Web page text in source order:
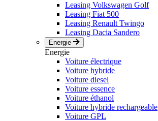
Leasing Volkswagen Golf
Leasing Fiat 500
Leasing Renault Twingo
Leasing Dacia Sandero
Energie
Energie
Voiture électrique
Voiture hybride
Voiture diesel
Voiture essence
Voiture éthanol
Voiture hybride rechargeable
Voiture GPL